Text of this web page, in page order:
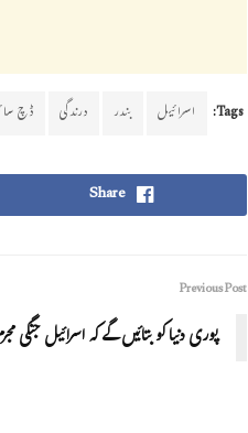
Tags: اسرائیل بندر درندگی ڈچ
Share
Previous Post
پوری دنیا کو بتائیں گے کہ اسرائیل